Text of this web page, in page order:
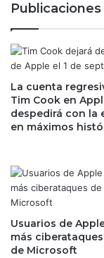
d
e
l
p
r
i
m
e
r
o
d
e
g
o
b
e
c
o
m
e
l
a
s
o
a
s
p
a
r
a
La cuenta
Tim Cook en
despedirá con la
en máximos
Usuarios de
más
de Microsoft